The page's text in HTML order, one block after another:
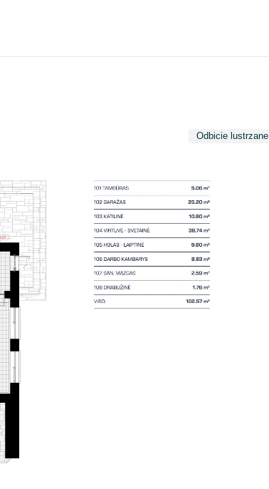
Odbicie lustrzane